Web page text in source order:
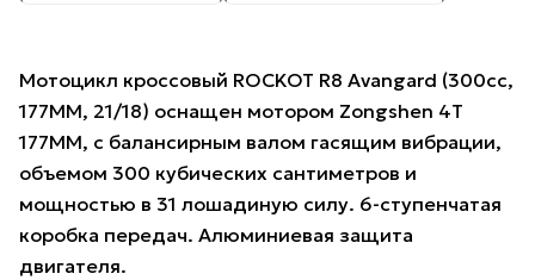
Мотоцикл кроссовый ROCKOT R8 Avangard (300сс,
177MM, 21/18) оснащен мотором Zongshen 4Т
177ММ, с балансирным валом гасящим вибрации,
объемом 300 кубических сантиметров и
мощностью в 31 лошадиную силу. 6-ступенчатая
коробка передач. Алюминиевая защита
двигателя.